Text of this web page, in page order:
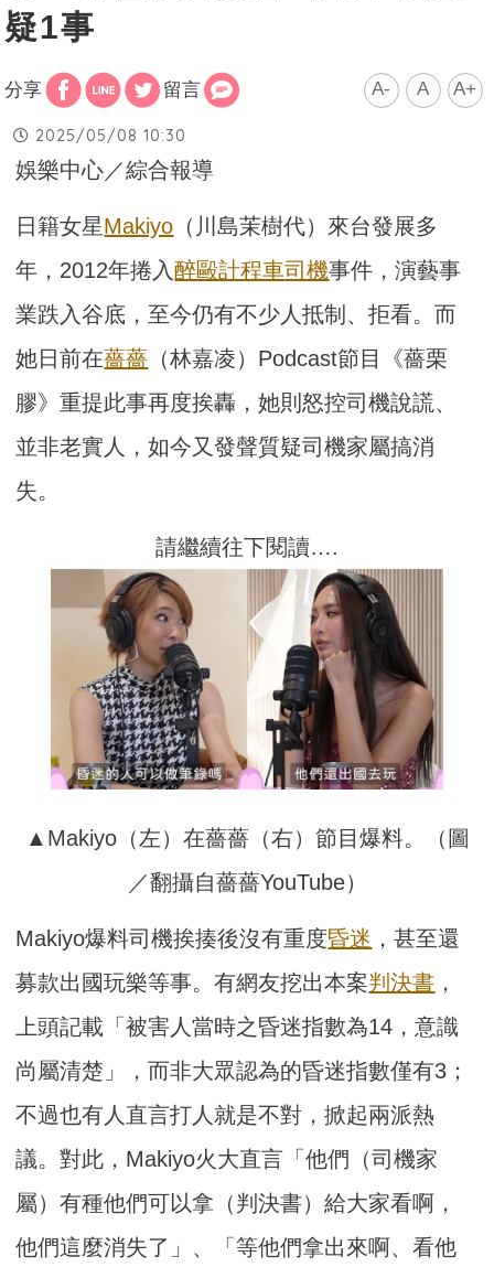
疑1事
分享 留言 A- A A+
2025/05/08 10:30
娛樂中心／綜合報導
日籍女星Makiyo （川島茉樹代）來台發展多
年，2012年捲入醉毆計程車司機事件，演藝事
業跌入谷底，至今仍有不少人抵制、拒看。而
她日前在薔薔 （林嘉凌）Podcast節目《薔栗
膠》重提此事再度挨轟，她則怒控司機說謊、
並非老實人，如今又發聲質疑司機家屬搞消
失。
請繼續往下閱讀….
▲Makiyo（左）在薔薔（右）節目爆料。（圖
／翻攝自薔薔YouTube）
Makiyo爆料司機挨揍後沒有重度昏迷 ，甚至還
募款出國玩樂等事。有網友挖出本案判決書 ，
上頭記載「被害人當時之昏迷指數為14，意識
尚屬清楚」，而非大眾認為的昏迷指數僅有3；
不過也有人直言打人就是不對，掀起兩派熱
議。對此，Makiyo火大直言「他們（司機家
屬）有種他們可以拿（判決書）給大家看啊，
他們這麼消失了」、「等他們拿出來啊、看他